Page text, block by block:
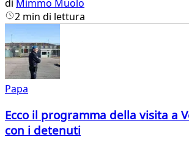
di Mimmo Muolo
2 min di lettura
Papa
Ecco il programma della visita a
con i detenuti